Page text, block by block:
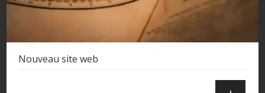
Nouveau site web